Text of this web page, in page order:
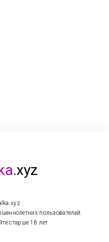
.xyz
пользователей.
старше 18 лет.